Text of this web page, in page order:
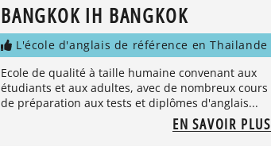
BANGKOK IH BANGKOK
L'école d'anglais de référence en Thailande
Ecole de qualité à taille humaine convenant aux
étudiants et aux adultes, avec de nombreux cours
de préparation aux tests et diplômes d'anglais...
EN SAVOIR PLUS